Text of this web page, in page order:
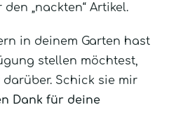
„nackten“ Artikel.
in deinem Garten hast
stellen möchtest,
Schick sie mir
Dank für deine